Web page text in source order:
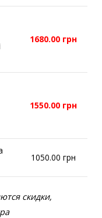
1680.00 грн
1550.00 грн
1050.00 грн
скидки,